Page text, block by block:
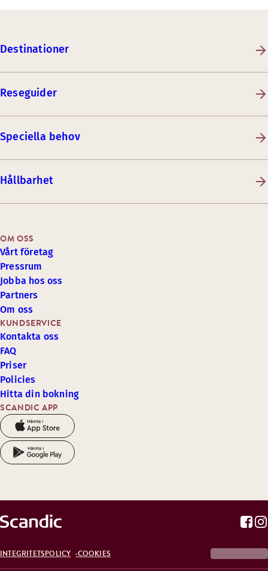
Destinationer
Reseguider
Speciella behov
Hållbarhet
SCANDIC APP
KUNDSERVICE
Kontakta oss
FAQ
Priser
Policies
Hitta din bokning
OM OSS
Vårt företag
Pressrum
Jobba hos oss
Partners
Om oss
INTEGRITETSPOLICY COOKIES